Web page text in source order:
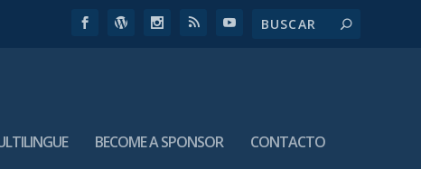
BECOME A SPONSOR CONTACTO